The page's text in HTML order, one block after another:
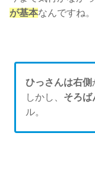
が基本なんですね。
ひっさんは右側
しかし、 そろば
ル。